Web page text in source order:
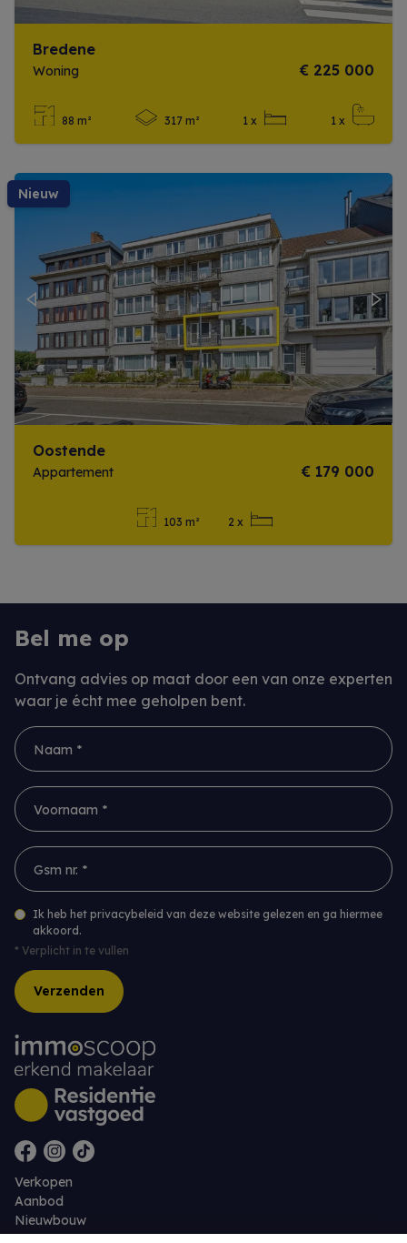
Bredene
Woning € 225 000
88 m² 317 m² 1 x 1 x
nieuw
Previous Next
Oostende
Appartement € 179 000
103 m² 2 x
Bel me op
Ontvang advies op maat door een van onze experten
waar je écht mee geholpen bent.
Naam *
Voornaam *
Gsm nr. *
Ik heb het privacybeleid van deze website gelezen en ga hiermee
akkoord.
* Verplicht in te vullen
Verzenden
Verkopen
Aanbod
Nieuwbouw
Over ons